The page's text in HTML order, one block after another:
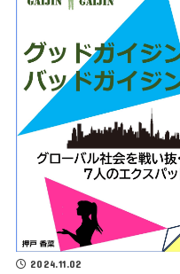
2024.11.02